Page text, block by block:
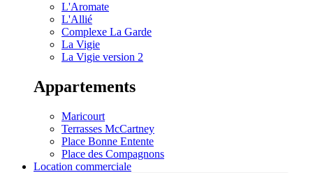
L'Aromate
L'Allié
Complexe La Garde
La Vigie
La Vigie version 2
Appartements
Maricourt
Terrasses McCartney
Place Bonne Entente
Place des Compagnons
Location commerciale